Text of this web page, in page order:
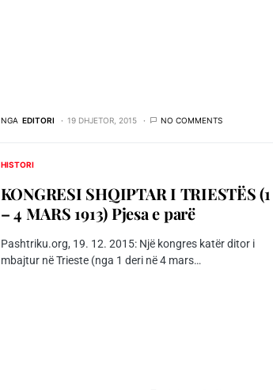
NGA EDITORI 19 DHJETOR, 2015 NO COMMENTS
HISTORI
KONGRESI SHQIPTAR I TRIESTËS (1
– 4 MARS 1913) Pjesa e parë
Pashtriku.org, 19. 12. 2015: Një kongres katër ditor i
mbajtur në Trieste (nga 1 deri në 4 mars…